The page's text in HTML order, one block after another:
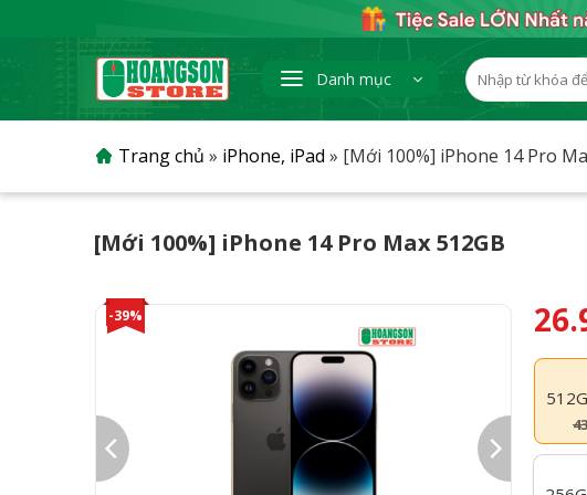
content
Danh mục
Tìm
kiếm:
Trang chủ » iPhone, iPad » [Mới 100%] iPhone 14 Pro
[Mới 100%] iPhone 14 Pro Max 512GB
-39%